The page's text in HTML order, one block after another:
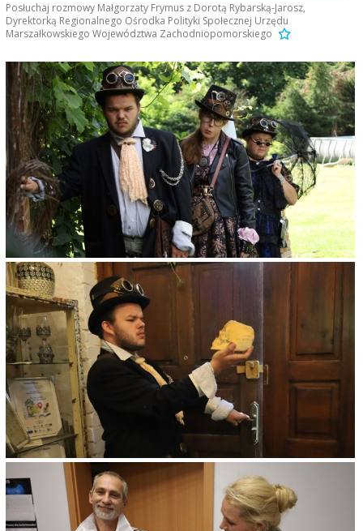
Posłuchaj rozmowy Małgorzaty Frymus z Dorotą Rybarską-Jarosz,
Dyrektorką Regionalnego Ośrodka Polityki Społecznej Urzędu
Marszałkowskiego Województwa Zachodniopomorskiego